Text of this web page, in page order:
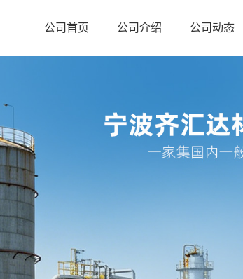
公司首页 公司介绍 公司动态